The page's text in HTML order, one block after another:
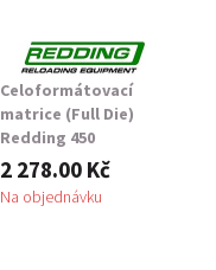
Celoformátovací
matrice (Full Die)
Redding 450
Bushmaster
2 278.00 Kč
Na objednávku